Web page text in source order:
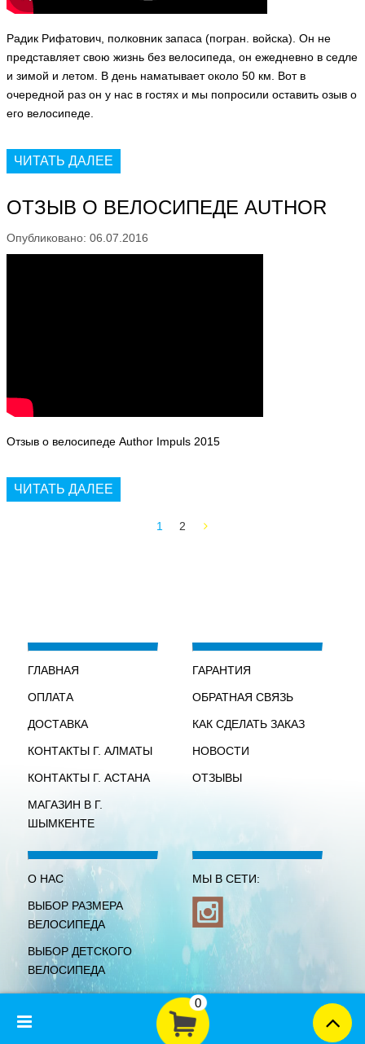
Радик Рифатович, полковник запаса (погран. войска). Он не
представляет свою жизнь без велосипеда, он ежедневно в седле
и зимой и летом. В день наматывает около 50 км. Вот в
очередной раз он у нас в гостях и мы попросили оставить озыв о
его велосипеде.
ЧИТАТЬ ДАЛЕЕ
ОТЗЫВ О ВЕЛОСИПЕДЕ AUTHOR
Опубликовано: 06.07.2016
Отзыв о велосипеде Author Impuls 2015
ЧИТАТЬ ДАЛЕЕ
1 2
ГЛАВНАЯ
ОПЛАТА
ДОСТАВКА
КОНТАКТЫ Г. АЛМАТЫ
КОНТАКТЫ Г. АСТАНА
МАГАЗИН В Г.
ШЫМКЕНТЕ
ГАРАНТИЯ
ОБРАТНАЯ СВЯЗЬ
КАК СДЕЛАТЬ ЗАКАЗ
НОВОСТИ
ОТЗЫВЫ
О НАС
ВЫБОР РАЗМЕРА
ВЕЛОСИПЕДА
ВЫБОР ДЕТСКОГО
ВЕЛОСИПЕДА
МЫ В СЕТИ:
0